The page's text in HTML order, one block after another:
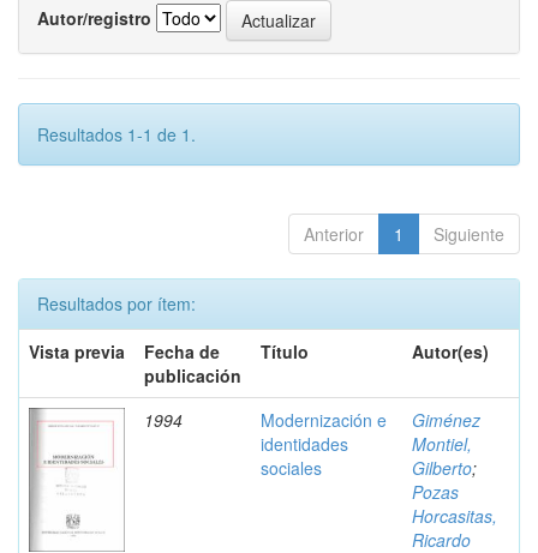
Autor/registro
Resultados 1-1 de 1.
Anterior 1 Siguiente
Resultados por ítem:
Vista previa
Fecha de
publicación
Título Autor(es)
1994
Modernización e
identidades
sociales
Giménez
Montiel,
Gilberto;
Pozas
Horcasitas,
Ricardo